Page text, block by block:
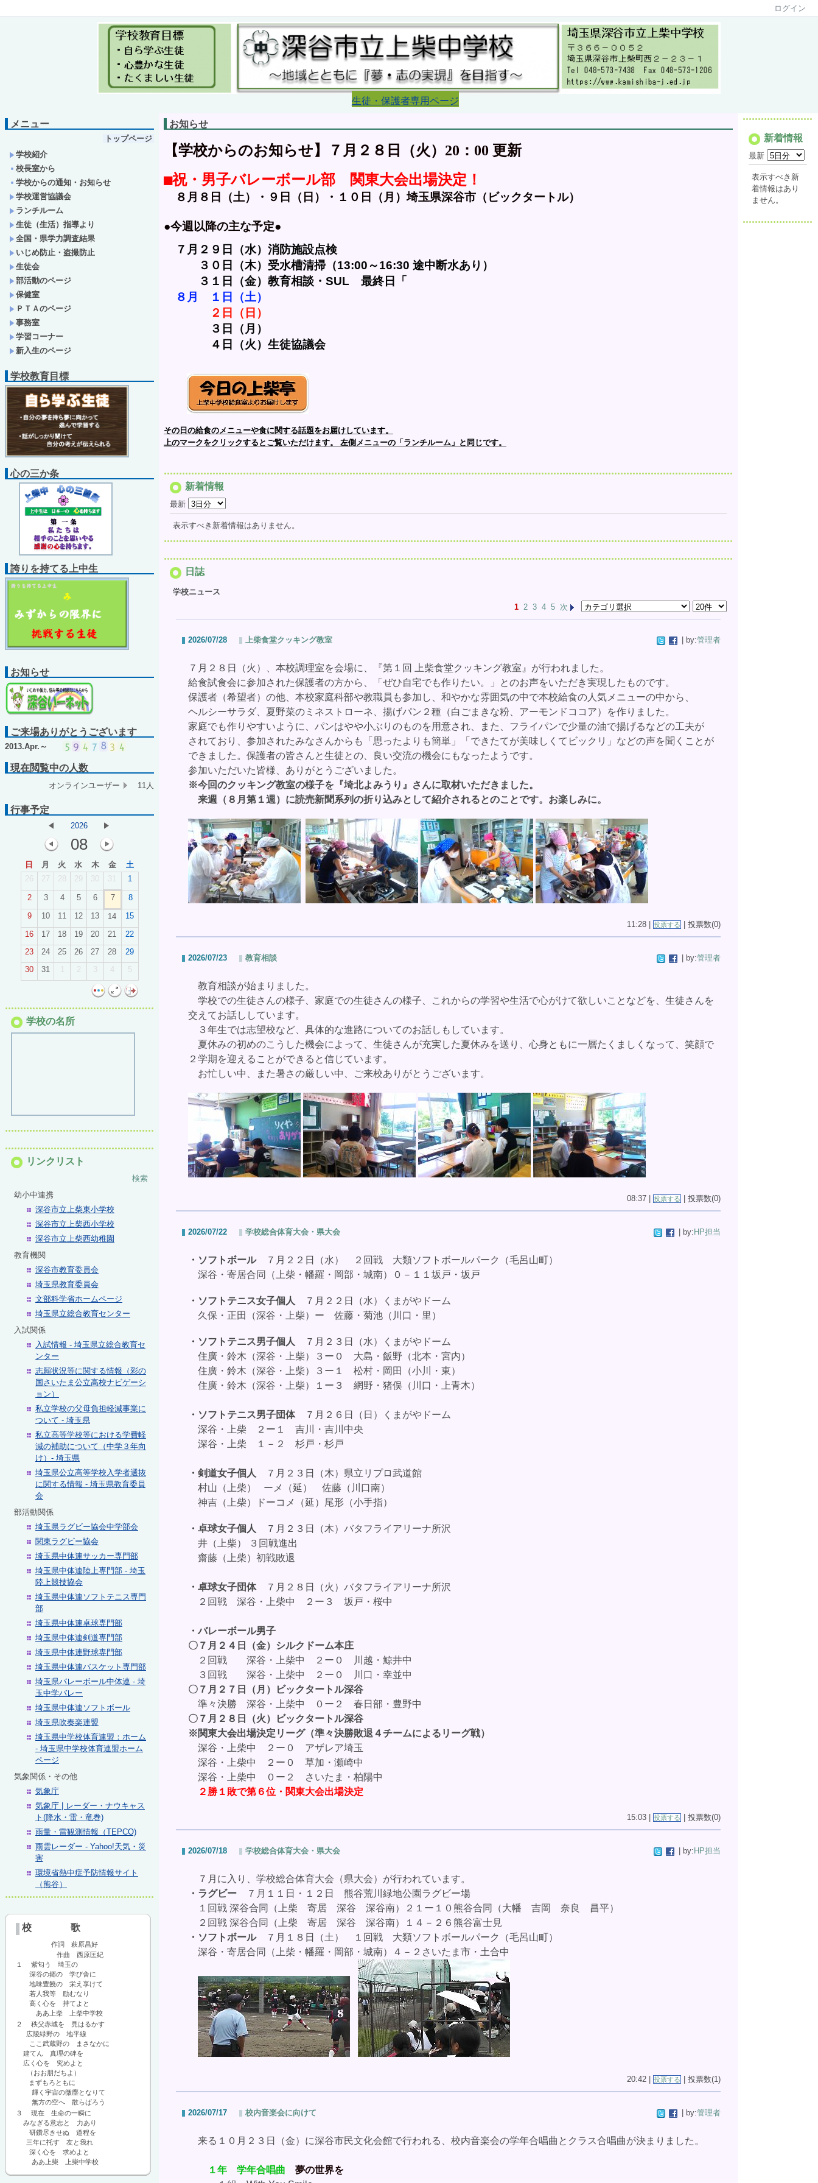
ログイン
生徒・保護者専用ページ
メニュー
トップページ
学校紹介
校長室から
学校からの通知・お知らせ
学校運営協議会
ランチルーム
生徒（生活）指導より
全国・県学力調査結果
いじめ防止・盗撮防止
生徒会
部活動のページ
保健室
ＰＴＡのページ
事務室
学習コーナー
新入生のページ
学校教育目標
心の三か条
誇りを持てる上中生
お知らせ
ご来場ありがとうございます
2013.Apr.～
現在閲覧中の人数
オンラインユーザー 11人
行事予定
2026
08
日 月 火 水 木 金
土
26
27 28 29 30 31 1
2 3 4 5 6 7
8
9
10 11 12 13 14
15
16
17 18 19 20 21
22
23
24 25 26 27 28
29
30
31 1 2 3 5
学校の名所
リンクリスト
検索
幼小中連携
深谷市立上柴東小学校
深谷市立上柴西小学校
深谷市立上柴西幼稚園
教育機関
深谷市教育委員会
埼玉県教育委員会
文部科学省ホームページ
埼玉県立総合教育センター
入試関係
入試情報 - 埼玉県立総合教育セ
ンター
志願状況等に関する情報（彩の
国さいたま公立高校ナビゲーシ
ョン）
私立学校の父母負担軽減事業に
ついて - 埼玉県
私立高等学校等における学費軽
減の補助について（中学３年向
け）- 埼玉県
埼玉県公立高等学校入学者選抜
に関する情報 - 埼玉県教育委員
会
部活動関係
埼玉県ラグビー協会中学部会
関東ラグビー協会
埼玉県中体連サッカー専門部
埼玉県中体連陸上専門部 - 埼玉
陸上競技協会
埼玉県中体連ソフトテニス専門
部
埼玉県中体連卓球専門部
埼玉県中体連剣道専門部
埼玉県中体連野球専門部
埼玉県中体連バスケット専門部
埼玉県バレーボール中体連 - 埼
玉中学バレー
埼玉県中体連ソフトボール
埼玉県吹奏楽連盟
埼玉県中学校体育連盟：ホーム
- 埼玉県中学校体育連盟ホーム
ページ
気象関係・その他
気象庁
気象庁 | レーダー・ナウキャス
ト(降水・雷・竜巻)
雨量・雷観測情報（TEPCO)
雨雲レーダー - Yahoo!天気・災
害
環境省熱中症予防情報サイト
（熊谷）
校 歌
作詞 萩原昌好
作曲 西原匡紀
１ 紫匂う 埼玉の
深谷の郷の 学び舎に
地味豊饒の 栄え享けて
若人我等 励むなり
高く心を 持てよと
ああ上柴 上柴中学校
２ 秩父赤城を 見はるかす
広陵緑野の 地平線
ここ武蔵野の まさなかに
建てん 真理の碑を
広く心を 究めよと
（おお朋だちよ）
まずもろともに
輝く宇宙の微塵となりて
無方の空へ 散らばろう
３ 現在 生命の一瞬に
みなぎる意志と 力あり
研鑽尽きせぬ 道程を
三年に托す 友と我れ
深く心を 求めよと
ああ上柴 上柴中学校
お知らせ
【学校からのお知らせ】７月２８日（火）20：00 更新
■祝・男子バレーボール部　関東大会出場決定！
８月８日（土）・９日（日）・１０日（月）埼玉県深谷市（ビックタートル）
●今週以降の主な予定●
７ 月 ２９日（水）消防施設点検
３０日（木）受水槽清掃（13:00～16:30 途中断水あり）
３１日（金）教育相談・SUL　最終日「
８月　１日（土）
２日（日）
３日（月）
４日（火）生徒協議会
その日の給食のメニューや食に関する話題をお届けしています。
上のマークをクリックするとご覧いただけます。
左側メニューの「ランチルーム」と同じです。
新着情報
最新
表示すべき新着情報はありません。
日誌
学校ニュース
1 2 3 4 5 次
2026/07/28 上柴食堂クッキング教室 | by:管理者
７月２８日（火）、本校調理室を会場に、『第１回 上柴食堂クッキング教室』が行われました。
給食試食会に参加された保護者の方から、「ぜひ自宅でも作りたい。」とのお声をいただき実現したものです。
保護者（希望者）の他、本校家庭科部や教職員も参加し、和やかな雰囲気の中で本校給食の人気 メニューの中から、
ヘルシーサラダ、夏野菜のミネストローネ、揚げパン２種（白ごまきな粉、アーモンドココア）を作りました。
家庭でも作りやすいように、パンはやや小ぶりのものを用意され、また、フライパンで少量の油で揚げるなどの工夫が
されており、参加されたみなさんからも「思ったよりも簡単」「できたてが美味しくてビックリ」などの声を聞くことが
できました。 保護者の皆さんと生徒との、良い交流の機会にもなったようです。
参加いただいた皆様、ありがとうございました。
※今回のクッキング教室の様子を『埼北よみうり』さんに取材いただきました。
来週（８月第１週）に読売新聞系列の折り込みとして紹介されるとのことです。お楽しみに。
11:28 | 投票する | 投票数(0)
2026/07/23 教育相談 | by:管理者
教育相談が始まりました。
学校での生徒さんの様子、家庭での生徒さんの様子、これからの学習や生活で心がけて欲しいことなどを、 生徒さんを
交えてお話ししています。
３年生では志望校など、具体的な進路についてのお話しもしています。
夏休みの初めのこうした機会によって、生徒さんが充実した夏休みを送り、心身ともに一層たくましくなって、笑顔で
２学期を迎えることができると信じています。
お忙しい中、また暑さの厳しい中、ご来校ありがとうございます。
08:37 | 投票する | 投票数(0)
2026/07/22 学校総合体育大会・県大会 | by: HP担当
・ソフトボール７月２２日（水） ２回戦 大類ソフトボールパーク（毛呂山町）
深谷・寄居合同（上柴・幡羅・岡部・城南）０－１１坂戸・坂戸
・ ソフトテニス女子個人
７月２２日（水）くまがやドーム
久保・正田（深谷・上柴）ー 佐藤・菊池（川口・里）
・ ソフトテニス男子個人
７月２３日（水）くまがやドーム
住廣・鈴木（深谷・上柴）３ー０ 大島・飯野（北本・宮内）
住廣・鈴木（深谷・上柴）３ー１ 松村・岡田（小川・東）
住廣・鈴木（深谷・上柴）１ー３ 網野・猪俣（川口・上青木）
・ ソフトテニス男子団体
７月２６日（日）くまがやドーム
深谷・上柴 ２ー１ 吉川・吉川中央
深谷・上柴 １－２ 杉戸・杉戸
・剣道女子個人 ７月２３日（木） 県立リプロ武道館
村山 （上柴） ーメ（延） 佐藤（川口南）
神吉（上柴）ドーコメ（延）尾形（小手指）
・卓球女子個人 ７月２３日（木） バタフライアリーナ所沢
井 （上柴） ３回戦進出
齋藤（上柴）初戦敗退
・卓球女子団体
７月２８日（火）バタフライアリーナ所沢
２回戦 深谷・
上柴中 ２ー３ 坂戸・桜中
・バレーボール男子
〇７月２４日（金）シルクドーム本庄
２回戦 深谷・
上柴中 ２ー０ 川越・鯨井中
３回戦 深谷・
上柴中 ２ー０ 川口・幸並中
〇７月２７日（月）ビックタートル深谷
準々決勝 深谷・上柴中 ０ー２ 春日部・豊野中
〇７月２８日（火）ビックタートル深谷
※関東大会出場決定リーグ（準々決勝敗退４チームによるリーグ戦）
深谷・
上柴中 ２ー０ アザレア埼玉
深谷・
上柴中 ２ー０ 草加・瀬崎中
深谷・上柴中 ０ー２ さいたま・柏陽中
２勝１敗で第６位・関東大会出場決定
15:03 | 投票する | 投票数(0)
2026/07/18 学校総合体育大会・県大会 | by: HP担当
７月に入り、学校総合体育大会（県大会）が行われています。
・ラグビー
７月１１日・１２日 熊谷荒川緑地公園ラグビー場
１回戦 深谷合同（上柴 寄居 深谷 深谷南） ２１ー１０熊谷合同
（大幡 吉岡 奈良 昌平）
２回戦 深谷合同（上柴 寄居 深谷 深谷南）
１４－２６熊谷富士見
・ソフトボール７月１８日（土） １回戦 大類ソフトボールパーク（毛呂山町）
深谷・寄居合同（上柴・幡羅・岡部・城南）４－２さいたま市・土合中
20:42 | 投票する | 投票数(1)
2026/07/17 校内音楽会に向けて | by:管理者
来る１０月２３日（金）に深谷市民文化会館で行われる、校内音楽会の学年合唱曲とクラス合唱曲が決まりました。
１年 学年合唱曲
夢の世界を
新着情報
最新
表示すべき新
着情報はあり
ません。